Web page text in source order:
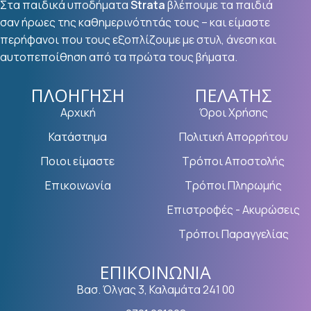
Στα παιδικά υποδήματαStrataβλέπουμε τα παιδιά
σαν ήρωες της καθημερινότητάς τους – και είμαστε
περήφανοι που τους εξοπλίζουμε με στυλ, άνεση και
αυτοπεποίθηση από τα πρώτα τους βήματα.
ΠΛΟΉΓΗΣΗ
Αρχική
Κατάστημα
Ποιοι είμαστε
Επικοινωνία
ΠΕΛΆΤΗΣ
Όροι Χρήσης
Πολιτική Απορρήτου
Τρόποι Αποστολής
Τρόποι Πληρωμής
Επιστροφές - Ακυρώσεις
Τρόποι Παραγγελίας
ΕΠΙΚΟΙΝΩΝΊΑ
Βασ. Όλγας 3, Καλαμάτα 241 00